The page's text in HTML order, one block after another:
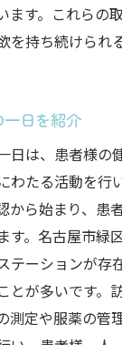
す。これらの
を持ち続けられ
日を紹介
日は、患者様の
わたる活動を行
から始まり、患
す。名古屋市緑
テーションが存
とが多いです。
測定や服薬の管